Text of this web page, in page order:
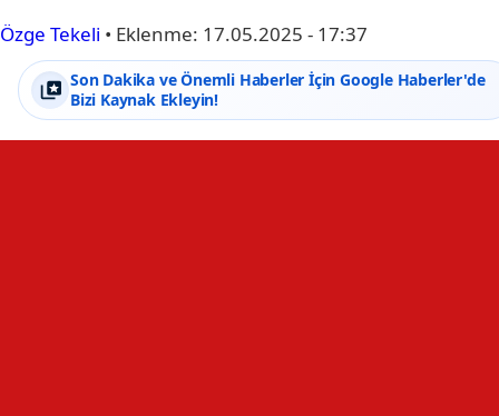
Özge Tekeli • Eklenme: 17.05.2025 - 17:37
Son Dakika ve Önemli Haberler İçin Google Haberler'de
Bizi Kaynak Ekleyin!